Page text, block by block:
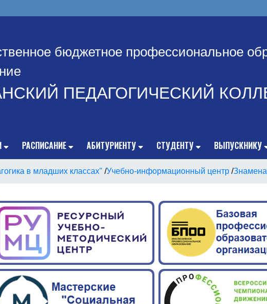
бюджетное профессиональное
ПЕДАГОГИЧЕСКИЙ
РАСПИСАНИЕ АБИТУРИЕНТУ СТУДЕНТУ ВЫПУСКНИКУ
в младших классах" /Учебно-информационный центр /